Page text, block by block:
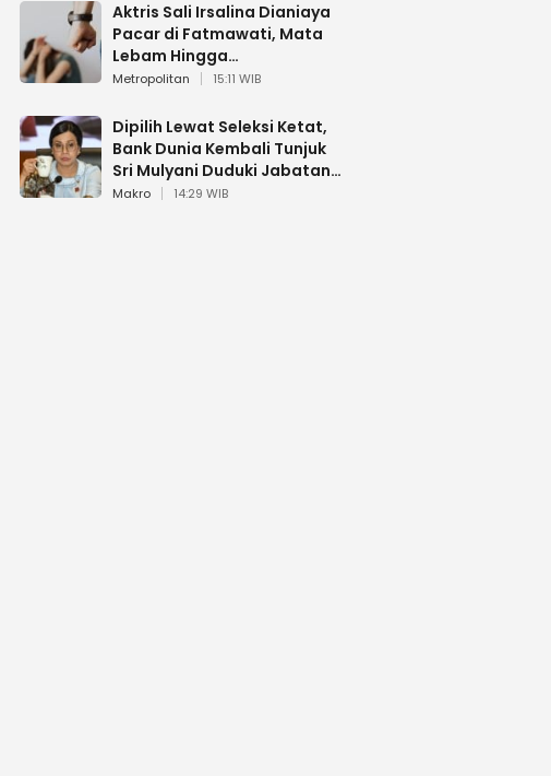
Aktris Sali Irsalina Dianiaya
Pacar di Fatmawati, Mata
Lebam Hingga
Diselamatkan Polantas
Metropolitan 15:11 WIB
Dipilih Lewat Seleksi Ketat,
Bank Dunia Kembali Tunjuk
Sri Mulyani Duduki Jabatan
Strategis
Makro 14:29 WIB